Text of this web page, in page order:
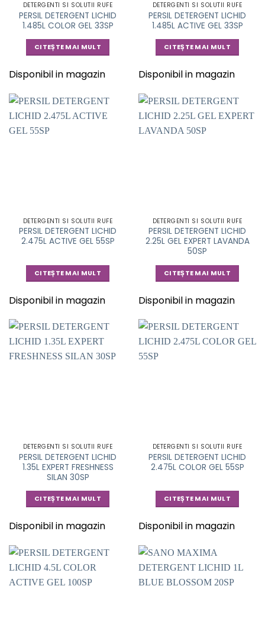
DETERGENTI SI SOLUTII RUFE
PERSIL DETERGENT LICHID
1.485L COLOR GEL 33SP
CITEȘTE MAI MULT
Disponibil in magazin
DETERGENTI SI SOLUTII RUFE
PERSIL DETERGENT LICHID
1.485L ACTIVE GEL 33SP
CITEȘTE MAI MULT
Disponibil in magazin
DETERGENTI SI SOLUTII RUFE
PERSIL DETERGENT LICHID
2.475L ACTIVE GEL 55SP
CITEȘTE MAI MULT
Disponibil in magazin
DETERGENTI SI SOLUTII RUFE
PERSIL DETERGENT LICHID
2.25L GEL EXPERT LAVANDA
50SP
CITEȘTE MAI MULT
Disponibil in magazin
DETERGENTI SI SOLUTII RUFE
PERSIL DETERGENT LICHID
1.35L EXPERT FRESHNESS
SILAN 30SP
CITEȘTE MAI MULT
Disponibil in magazin
DETERGENTI SI SOLUTII RUFE
PERSIL DETERGENT LICHID
2.475L COLOR GEL 55SP
CITEȘTE MAI MULT
Disponibil in magazin